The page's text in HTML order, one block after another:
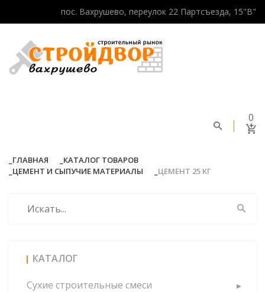
пос. Вахрушево, переулок 22 Партсъезда, 15"В"
0
ГЛАВНАЯ
КАТАЛОГ ТОВАРОВ
ЦЕМЕНТ И СЫПУЧИЕ МАТЕРИАЛЫ
ЦЕМЕНТ 25 КГ
КАТАЛОГ
Сухие строительные смеси